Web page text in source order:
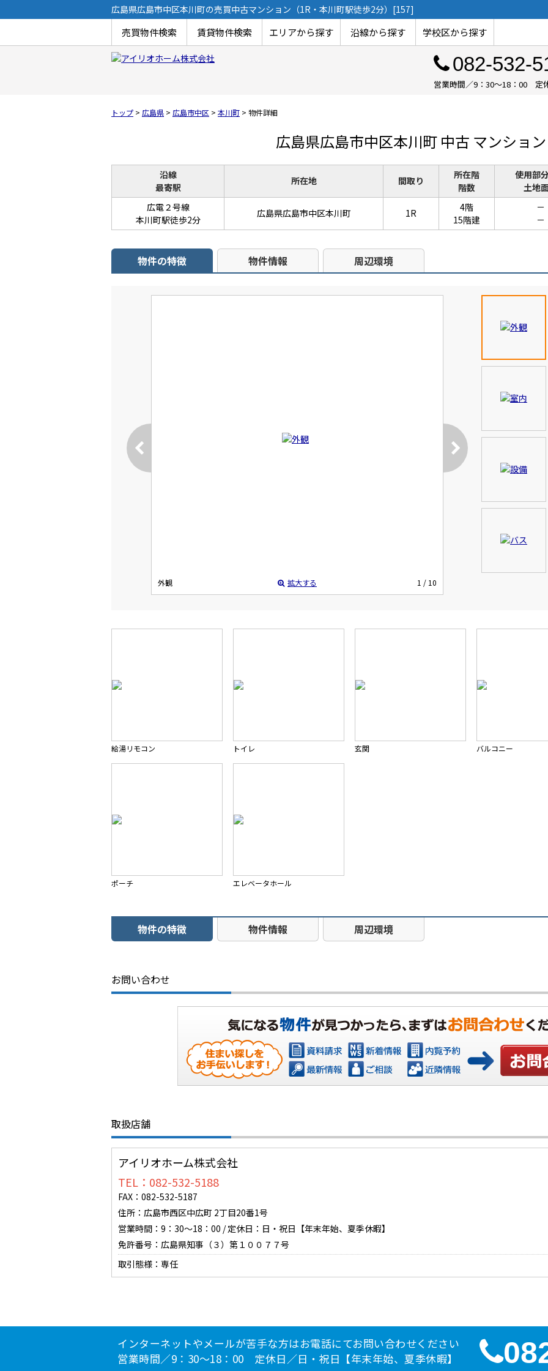
広島県広島市中区本川町の売買中古マンション（1R・本川町駅徒歩2分）[157]
売買物件検索 賃貸物件検索 エリアから探す 沿線から探す 学校区から探す
082-532-
営業時間／9：30～18：00 定
トップ > 広島県 > 広島市中区 > 本川町 > 物件詳細
広島県広島市中区本川町 中古 マンション
沿線
最寄駅
所在地 間取り
所在階
階数
使用部
土地
広電２号線
本川町駅徒歩2分
広島県広島市中区本川町 1R
4階
15階建
－
－
物件の特徴 物件情報 周辺環境
外観 拡大する 1 / 10
給湯リモコン トイレ 玄関 バルコニー
ポーチ エレベータホール
物件の特徴 物件情報 周辺環境
お問い合わせ
取扱店舗
アイリオホーム株式会社
TEL：082-532-5188
FAX：082-532-5187
住所：広島市西区中広町 2丁目20番1号
営業時間：9：30～18：00 / 定休日：日・祝日【年末年始、夏季休暇】
免許番号：広島県知事（３）第１００７７号
取引態様：専任
インターネットやメールが苦手な方はお電話にてお問い合わせください
営業時間／9：30～18：00 定休日／日・祝日【年末年始、夏季休暇】